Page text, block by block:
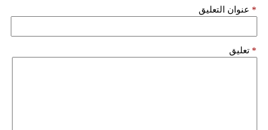
عنوان التعليق *
تعليق *